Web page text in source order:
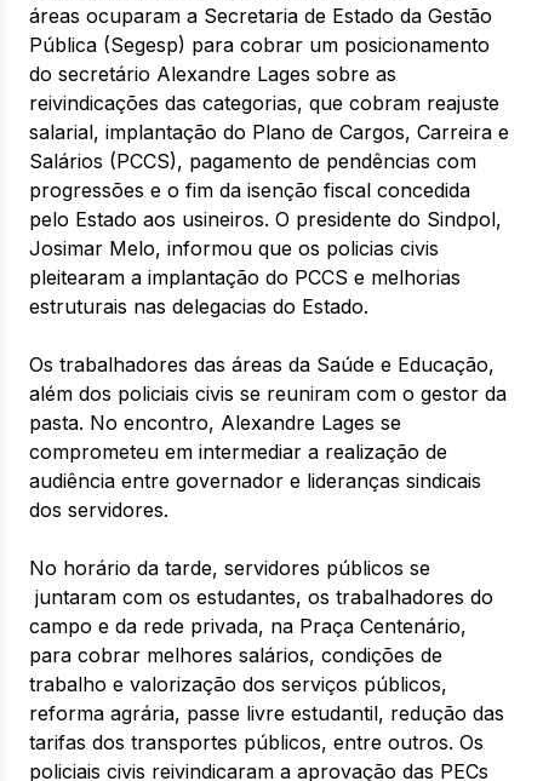
áreas ocuparam a Secretaria de Estado da Gestão
Pública (Segesp) para cobrar um posicionamento
do secretário Alexandre Lages sobre as
reivindicações das categorias, que cobram reajuste
salarial, implantação do Plano de Cargos, Carreira e
Salários (PCCS), pagamento de pendências com
progressões e o fim da isenção fiscal concedida
pelo Estado aos usineiros. O presidente do Sindpol,
Josimar Melo, informou que os policias civis
pleitearam a implantação do PCCS e melhorias
estruturais nas delegacias do Estado.
Os trabalhadores das áreas da Saúde e Educação,
além dos policiais civis se reuniram com o gestor da
pasta. No encontro, Alexandre Lages se
comprometeu em intermediar a realização de
audiência entre governador e lideranças sindicais
dos servidores.
No horário da tarde, servidores públicos se
juntaram com os estudantes, os trabalhadores do
campo e da rede privada, na Praça Centenário,
para cobrar melhores salários, condições de
trabalho e valorização dos serviços públicos,
reforma agrária, passe livre estudantil, redução das
tarifas dos transportes públicos, entre outros. Os
policiais civis reivindicaram a aprovação das PECs